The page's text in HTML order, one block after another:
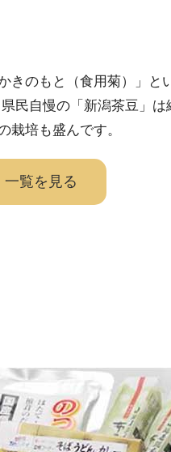
きのもと（食用菊）」と
民自慢の「新潟茶豆」は
栽培も盛んです。
一覧を見る